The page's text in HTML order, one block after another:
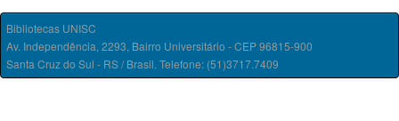
Bibliotecas UNISC
Av. Independência, 2293, Bairro Universitário - CEP 96815-900
Santa Cruz do Sul - RS / Brasil. Telefone: (51)3717.7409